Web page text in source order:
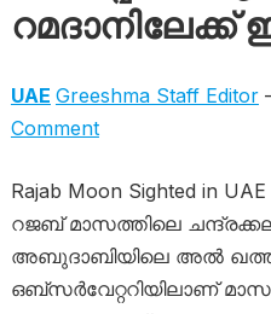
റമദാനിലേക്ക്
UAE Greeshma Staff Editor
Comment
Rajab Moon Sighted in
റജബ് മാസത്തിലെ
അബുദാബിയിലെ അൽ
ഒബ്സർവേറ്ററിയിലാണ്